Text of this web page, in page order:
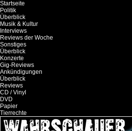
Startseite
Politik
Überblick
Musik & Kultur
Interviews
Reviews der Woche
Sonstiges
Überblick
Konzerte
Gig-Reviews
Ankündigungen
Überblick
Reviews
CD / Vinyl
DVD
Papier
Tierrechte